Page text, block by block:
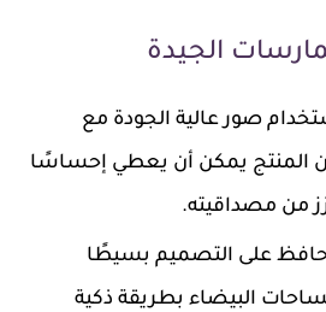
الجيدة
صور عالية الجودة مع
يمكن أن يعطي إحساسًا
من مصداقيته.
على التصميم بسيطًا
البيضاء بطريقة ذكية